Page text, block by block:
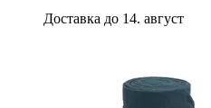
Доставка до 14. август